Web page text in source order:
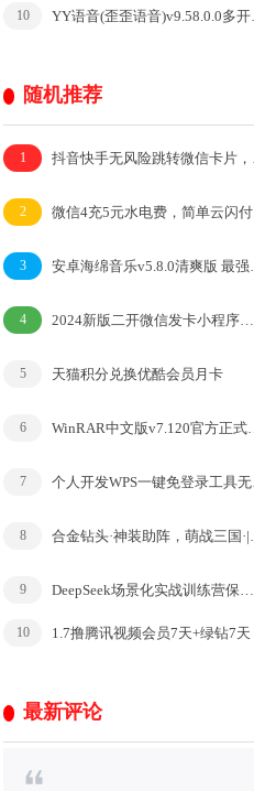
10 YY语音(歪歪语音)v9.58.0.0多开去广告绿色版
随机推荐
1 抖音快手无风险跳转微信卡片，独家生成技术，安全稳定
2 微信4充5元水电费，简单云闪付付款立减1元活动
3 安卓海绵音乐v5.8.0清爽版 最强AI生成音乐
4 2024新版二开微信发卡小程序源码卡密系统支持流量主
5 天猫积分兑换优酷会员月卡
6 WinRAR中文版v7.120官方正式版注册商业版
7 个人开发WPS一键免登录工具无需登录账号
8 合金钻头·神装助阵，萌战三国·|卡牌·三国
9 DeepSeek场景化实战训练营保姆级提升效率
10 1.7撸腾讯视频会员7天+绿钻7天
最新评论